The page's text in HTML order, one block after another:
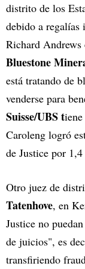
distrito de los
debido a regalías
Richard Andrews
Bluestone
está tratando de
venderse para
Suisse/UBS t
Caroleng logró
de Justice por
Otro juez de
Tatenhove, en
Justice no
de juicios", es
transfiriendo